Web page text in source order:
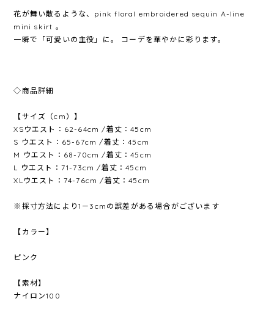
花が舞い散るような、pink floral embroidered sequin A-line
mini skirt 。
一瞬で「可愛いの主役」に。 コーデを華やかに彩ります。
◇商品詳細
【サイズ（cm）】
XSウエスト：62-64cm /着丈：45cm
S ウエスト：65-67cm /着丈：45cm
M ウエスト：68-70cm /着丈：45cm
L ウエスト：71-73cm /着丈：45cm
XLウエスト：74-76cm /着丈：45cm
※採寸方法により1－3cmの誤差がある場合がございます
【カラー】
ピンク
【素材】
ナイロン100